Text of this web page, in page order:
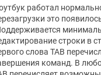
работал
это
строки в
слова TAB
команд. В